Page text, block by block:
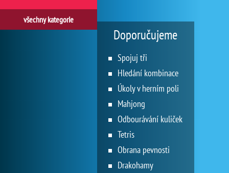
všechny kategorie
Doporučujeme
Spojuj tři
Hledání kombinace
Úkoly v herním poli
Mahjong
Odbourávání kuliček
Tetris
Obrana pevnosti
Drakohamy